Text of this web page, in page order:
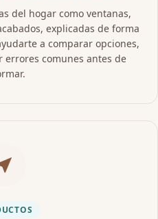
del hogar como ventanas,
explicadas de forma
a comparar opciones,
comunes antes de